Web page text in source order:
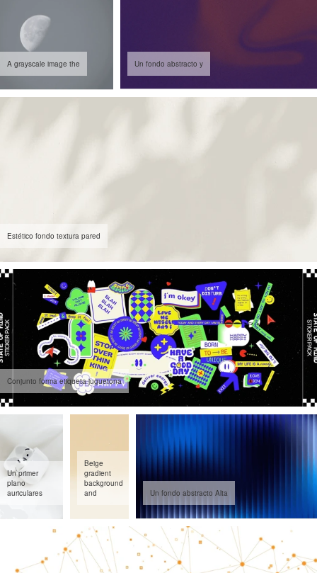
A grayscale image the Un fondo abstracto y
Estético fondo textura pared
Conjunto forma etiqueta juguetona
Un primer
plano
auriculares
Beige
gradient
background
and
Un fondo abstracto Alta